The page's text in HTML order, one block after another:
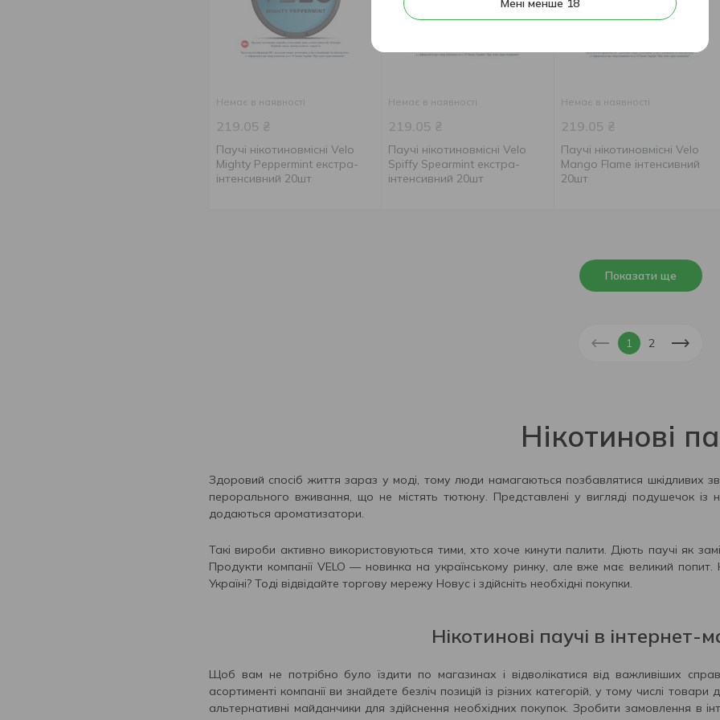
Немає в наявності
219.05 ₴
Паучі нікотиновмісні Velo
Mighty Peppermint екстра-
інтенсивний 20шт
Немає в наявності
219.05 ₴
Паучі нікотиновмісні Velo
Spiffy Spearmint екстра-
інтенсивний 20шт
Немає в наявності
219.05 ₴
Паучі нікотиновмісні Velo
Mango Flame інтенсивний
20шт
Показати ще
1 2
Нікотинові
Здоровий спосіб життя зараз у моді, тому люди намагаються позбавлятися шкідливих
перорального вживання, що не містять тютюну. Представлені у вигляді подушечок
додаються ароматизатори.
Такі вироби активно використовуються тими, хто хоче кинути палити. Діють паучі як
Продукти компанії VELO — новинка на українському ринку, але вже має великий
Україні? Тоді відвідайте торгову мережу Новус і здійсніть необхідні покупки.
Нікотинові паучі в інтернет-
Щоб вам не потрібно було їздити по магазинах і відволікатися від важливіших
асортименті компанії ви знайдете безліч позицій із різних категорій, у тому числі
альтернативні майданчики для здійснення необхідних покупок. Зробити замовлення в
Мені менше 18